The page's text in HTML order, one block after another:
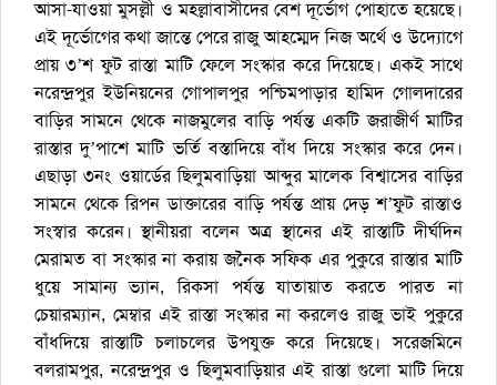
আসা-যাওয়া মুসল্লী ও মহল্লাবাসীদের বেশ দূর্ভোগ পোহাতে হয়েছে।
এই দূর্ভোগের কথা জান্তে পেরে রাজু আহম্মেদ নিজ অর্থে ও উদ্যোগে
প্রায় ৩’শ ফুট রাস্তা মাটি ফেলে সংস্কার করে দিয়েছে। একই সাথে
নরেন্দ্রপুর ইউনিয়নের গোপালপুর পশ্চিমপাড়ার হামিদ গোলদারের
বাড়ির সামনে থেকে নাজমুলের বাড়ি পর্যন্ত একটি জরাজীর্ণ মাটির
রাস্তার দু’পাশে মাটি ভর্তি বস্তাদিয়ে বাঁধ দিয়ে সংস্কার করে দেন।
এছাড়া ৩নং ওয়ার্ডের ছিলুমবাড়িয়া আব্দুর মালেক বিশ্বাসের বাড়ির
সামনে থেকে রিপন ডাক্তারের বাড়ি পর্যন্ত প্রায় দেড় শ’ফুট রাস্তাও
সংস্বার করেন। স্থানীয়রা বলেন অত্র স্থানের এই রাস্তাটি দীর্ঘদিন
মেরামত বা সংস্কার না করায় জনৈক সফিক এর পুকুরে রাস্তার মাটি
ধুয়ে সামান্য ভ্যান, রিকসা পর্যন্ত যাতায়াত করতে পারত না
চেয়ারম্যান, মেম্বার এই রাস্তা সংস্কার না করলেও রাজু ভাই পুকুরে
বাঁধদিয়ে রাস্তাটি চলাচলের উপযুক্ত করে দিয়েছে। সরেজমিনে
বলরামপুর, নরেন্দ্রপুর ও ছিলুমবাড়িয়ার এই রাস্তা গুলো মাটি দিয়ে